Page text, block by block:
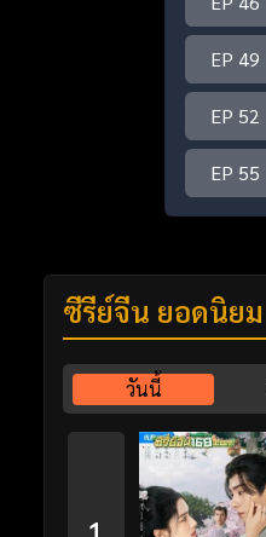
EP 49
EP 52
EP 55
ซีรี่ย์จีน ยอดนิยม
วันนี้